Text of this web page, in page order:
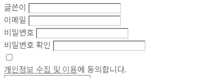
글쓴이
이메일
비밀번호
비밀번호 확인
개인정보 수집 및 이용에 동의합니다.